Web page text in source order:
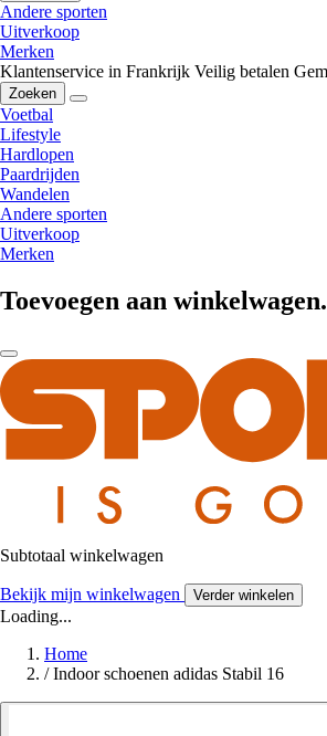
Andere sporten
Uitverkoop
Merken
Klantenservice in Frankrijk Veilig betalen
Zoeken
Voetbal
Lifestyle
Hardlopen
Paardrijden
Wandelen
Andere sporten
Uitverkoop
Merken
Toevoegen aan
Subtotaal winkelwagen
Bekijk mijn winkelwagen Verder winkelen
Loading...
Home
/ Indoor schoenen adidas Stabil 16